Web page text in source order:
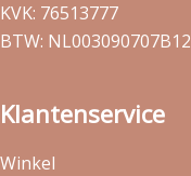
KVK: 76513777
BTW: NL003090707B12
Klantenservice
Winkel